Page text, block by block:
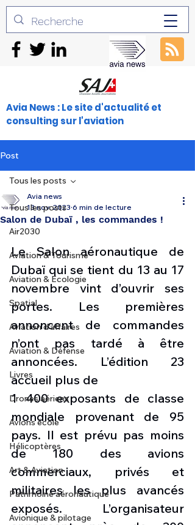
Avia News : Le site d'actualité et
consulting sur l'aviation
Post
Tous les posts
Air2030
Aviation & Tourisme
Aviation & Ecologie
Spatial
Aviation d'affaires
Aviation & Défense
Livres
Drones aériens
Avions école
Hélicoptères
Art & Aviation
Patrimoine aéronautique
Avionique & pilotage
Tous les posts
Salon de Dubaï , les commandes !
Avia news
13 nov. 2023 6 min de lecture
Le Salon aéronautique de
Dubaï qui se tient du 13 au 17
novembre vint d’ouvrir ses
portes. Les premières
annoncent de commandes
n’ont pas tardé à être
annoncées. L’édition 23
accueil plus de
1 400 exposants de classe
mondiale provenant de 95
pays. Il est prévu pas moins
de 180 des avions
commerciaux, privés et
militaires les plus avancés
exposés. L’organisateur